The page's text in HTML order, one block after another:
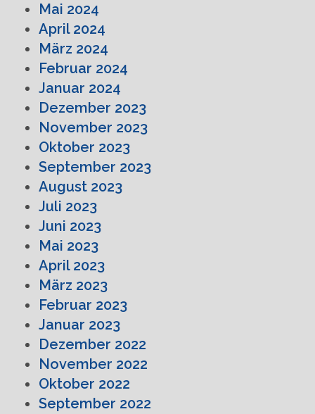
Mai 2024
April 2024
März 2024
Februar 2024
Januar 2024
Dezember 2023
November 2023
Oktober 2023
September 2023
August 2023
Juli 2023
Juni 2023
Mai 2023
April 2023
März 2023
Februar 2023
Januar 2023
Dezember 2022
November 2022
Oktober 2022
September 2022